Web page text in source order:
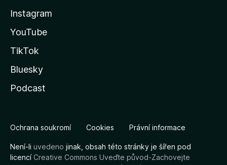
Instagram
YouTube
TikTok
Bluesky
Podcast
Ochrana soukromí Cookies Právní informace
Není-li uvedeno jinak, obsah této stránky je šířen pod
licencíCreative Commons Uveďte původ-Zachovejte